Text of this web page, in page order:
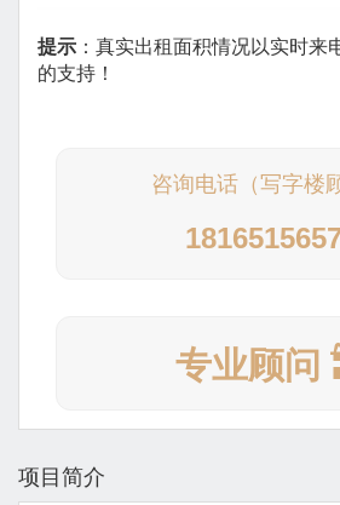
提示 ：真实出租面积情况以实时来
的支持！
咨询电话（写字楼
专业顾问
项目简介